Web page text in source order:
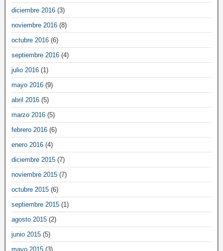
diciembre 2016 (3)
noviembre 2016 (8)
octubre 2016 (6)
septiembre 2016 (4)
julio 2016 (1)
mayo 2016 (9)
abril 2016 (5)
marzo 2016 (5)
febrero 2016 (6)
enero 2016 (4)
diciembre 2015 (7)
noviembre 2015 (7)
octubre 2015 (6)
septiembre 2015 (1)
agosto 2015 (2)
junio 2015 (5)
mayo 2015 (3)